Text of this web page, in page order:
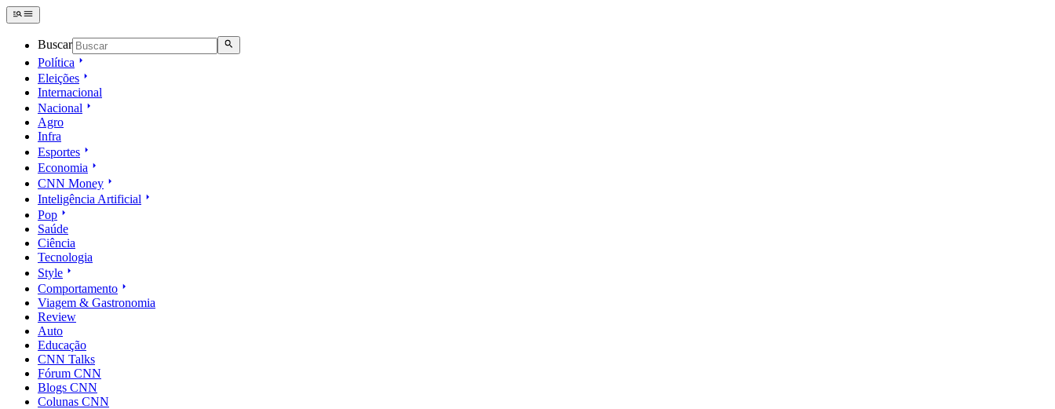
Buscar
Política
Eleições
Internacional
Nacional
Agro
Infra
Esportes
Economia
CNN Money
Inteligência Artificial
Pop
Saúde
Ciência
Tecnologia
Style
Comportamento
Viagem & Gastronomia
Review
Auto
Educação
CNN Talks
Fórum CNN
Blogs CNN
Colunas CNN